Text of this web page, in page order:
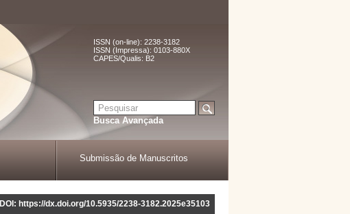
ISSN (on-line): 2238-3182
ISSN (Impressa): 0103-880X
CAPES/Qualis: B2
Busca Avançada
Submissão de Manuscritos
DOI: https://dx.doi.org/10.5935/2238-3182.2025e35103